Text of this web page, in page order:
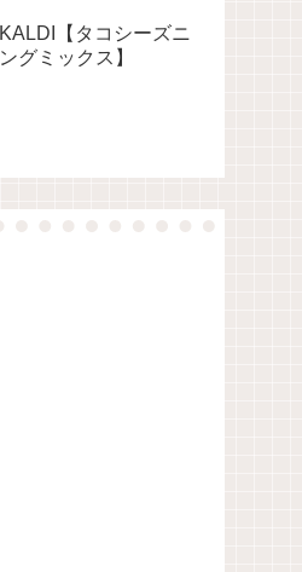
KALDI【タコシーズニ
ングミックス】